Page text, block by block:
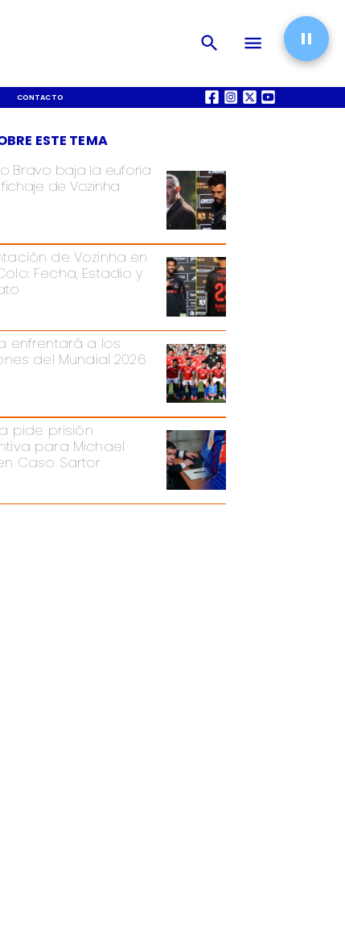
CONTACTO QUIÉNES SOMOS
Bravo baja la euforia
de Vozinha
de Vozinha en
Fecha, Estadio y
enfrentará a los
del Mundial 2026
pide prisión
para Michael
Caso Sartor
ESTE TEMA